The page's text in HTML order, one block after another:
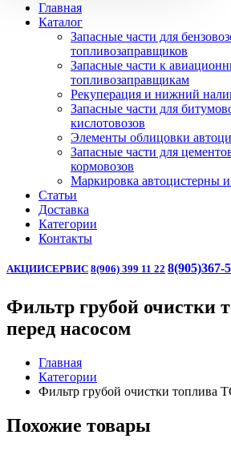
Главная
Каталог
Запасные части для
топливозаправщиков
Запасные части к
топливозаправщикам
Рекуперация и нижний
Запасные части для
кислотовозов
Элементы облицовки
Запасные части для
кормовозов
Маркировка автоцистерны и
Статьи
Доставка
Категории
Контакты
АКЦИИСЕРВИС 8(906) 399 11 22 8(905)367-
Фильтр грубой очистки
перед насосом
Главная
Категории
Фильтр грубой очистки топлива
Похожие товары